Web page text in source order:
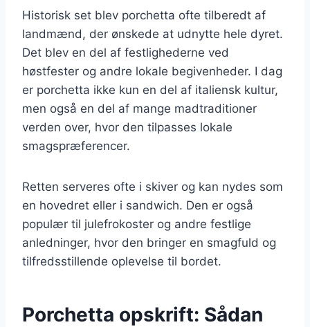
Historisk set blev porchetta ofte tilberedt af
landmænd, der ønskede at udnytte hele dyret.
Det blev en del af festlighederne ved
høstfester og andre lokale begivenheder. I dag
er porchetta ikke kun en del af italiensk kultur,
men også en del af mange madtraditioner
verden over, hvor den tilpasses lokale
smagspræferencer.
Retten serveres ofte i skiver og kan nydes som
en hovedret eller i sandwich. Den er også
populær til julefrokoster og andre festlige
anledninger, hvor den bringer en smagfuld og
tilfredsstillende oplevelse til bordet.
Porchetta opskrift: Sådan